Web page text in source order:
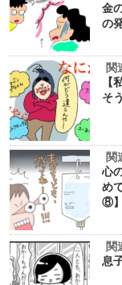
金
の
関
そ
関
心
め
⑧
関
息